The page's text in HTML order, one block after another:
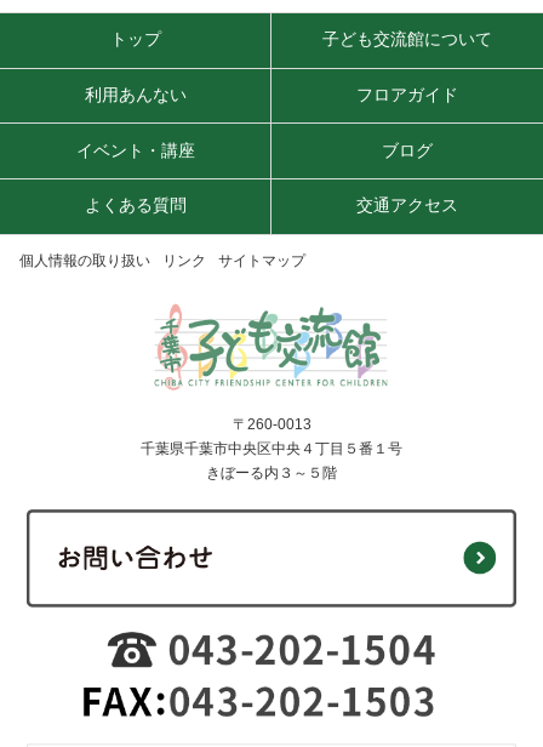
トップ 子ども交流館について
利用あんない フロアガイド
イベント・講座 ブログ
よくある質問 交通アクセス
個人情報の取り扱い リンク サイトマップ
〒260-0013
千葉県千葉市中央区中央４丁目５番１号
きぼーる内３～５階